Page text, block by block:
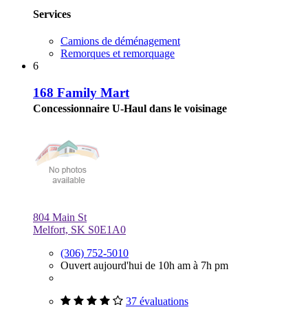
Services
Camions de déménagement
Remorques et remorquage
6
168 Family Mart
Concessionnaire U-Haul dans le voisinage
804 Main St
Melfort, SK S0E1A0
(306) 752-5010
Ouvert aujourd'hui de 10h am à 7h pm
37 évaluations